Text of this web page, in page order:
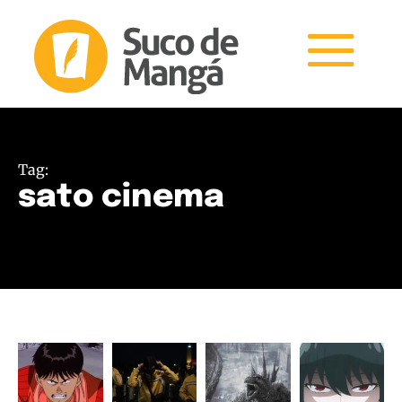
Tag:
sato cinema